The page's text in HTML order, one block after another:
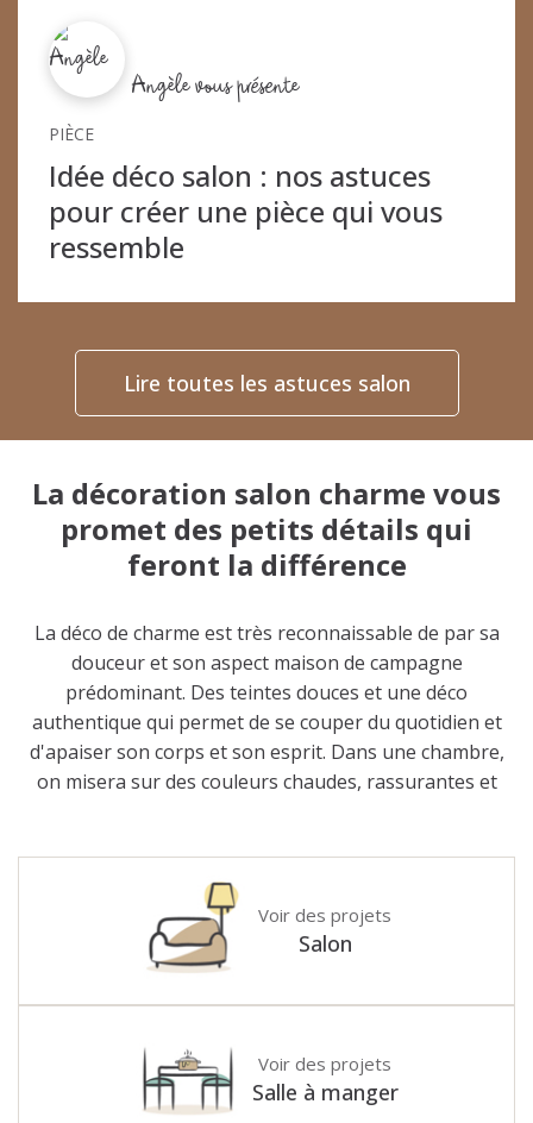
Angèle vous présente
PIÈCE
Idée déco salon : nos astuces
pour créer une pièce qui vous
ressemble
Lire toutes les astuces salon
La décoration salon charme vous
promet des petits détails qui
feront la différence
La déco de charme est très reconnaissable de par sa
douceur et son aspect maison de campagne
prédominant. Des teintes douces et une déco
authentique qui permet de se couper du quotidien et
d'apaiser son corps et son esprit. Dans une chambre,
on misera sur des couleurs chaudes, rassurantes et
accessoires chinés en brocante. On reconnaît au
premier abord le style charme dans une salle de bain
grâce à une lumière douce qui apporte une élégance
nombreuses manières de reconnaître le style charme,
que ce soit dans un salon, une chambre ou bien une
entrée, car c'est un style qui se fond parfaitement dans
Voir des projets
Salon
Voir des projets
Salle à manger